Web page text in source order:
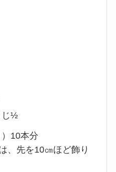
じ½
10本分
、先を10㎝ほど飾り